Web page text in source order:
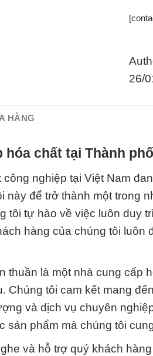
26/
HÀNG
chất tại Thành
nghiệp tại Việt Nam
này để trở thành một trong
tôi tự hào về việc luôn duy
hàng của chúng tôi
là một nhà cung cấp
Chúng tôi cam kết mang
và dịch vụ chuyên
sản phẩm mà chúng tôi
và hỗ trợ quý khách